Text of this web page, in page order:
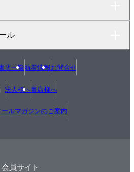
ル
店一覧新着情報お問合せ
法人様へ書店様へ
ールマガジンのご案内
会員サイト